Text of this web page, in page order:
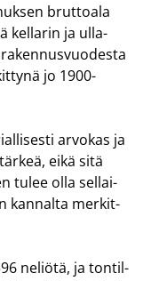
brut­toa­la
kel­la­rin ja ul­la­
jo 1900-​
ar­vo­kas ja
eikä sitä
tulee olla sel­lai­
kan­nal­ta mer­kit­
ne­liö­tä, ja ton­til­